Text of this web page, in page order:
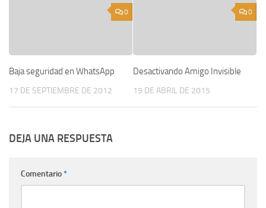
0
Baja seguridad en WhatsApp
17 DE SEPTIEMBRE DE 2012
0
Desactivando Amigo Invisible
19 DE ABRIL DE 2015
DEJA UNA RESPUESTA
Comentario*